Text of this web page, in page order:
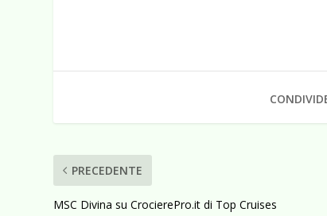
PRECEDENTE
MSC Divina su CrocierePro.it di Top Cruises